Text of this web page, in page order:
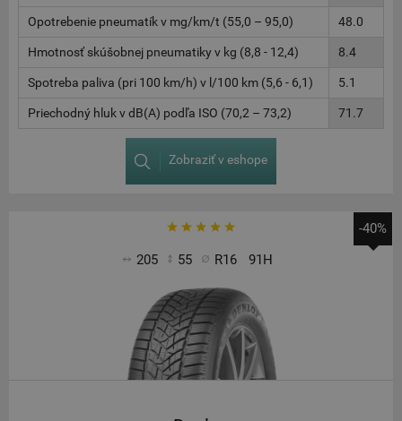
Opotrebenie pneumatík v mg/km/t (55,0 – 95,0) 48.0
Hmotnosť skúšobnej pneumatiky v kg (8,8 - 12,4) 8.4
Spotreba paliva (pri 100 km/h) v l/100 km (5,6 - 6,1) 5.1
Priechodný hluk v dB(A) podľa ISO (70,2 – 73,2) 71.7
Zobraziť v eshope
205 55 R16 91H
-40%